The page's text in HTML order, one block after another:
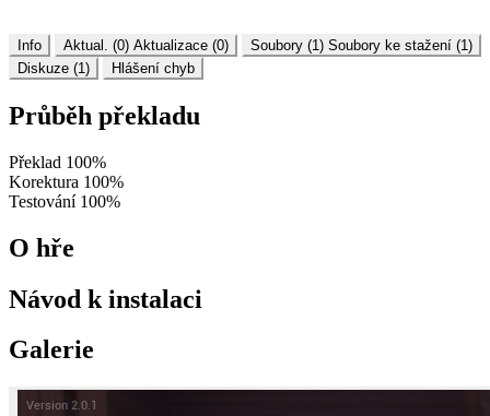
Info Aktual. (0) Aktualizace (0) Soubory (1) Soubory ke stažení (1)
Diskuze (1)
Hlášení chyb
Průběh překladu
Překlad 100%
Korektura 100%
Testování 100%
O hře
Návod k instalaci
Galerie